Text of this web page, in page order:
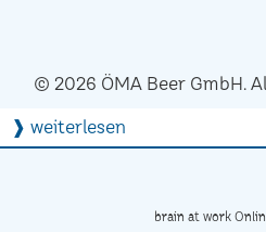
© 2026 ÖMA Beer GmbH.
❱ weiterlesen
brain at work